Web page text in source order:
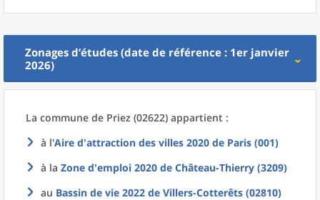
Zonages d’études (date de référence : 1er janvier
2026)
La commune de Priez (02622) appartient :
à l'Aire d'attraction des villes 2020 de Paris (001)
à la Zone d'emploi 2020 de Château-Thierry (3209)
au Bassin de vie 2022 de Villers-Cotterêts (02810)